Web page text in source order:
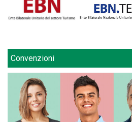
Convenzioni